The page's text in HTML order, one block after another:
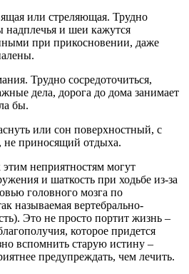
или стреляющая. Трудно
и шеи кажутся
при прикосновении, даже
Трудно сосредоточиться,
дела, дорога до дома занимает
бы.
или сон поверхностный, с
приносящий отдыха.
неприятностям могут
и шаткость при ходьбе из-за
головного мозга по
называемая вертебрально-
Это не просто портит жизнь –
которое придется
вспомнить старую истину –
предупреждать, чем лечить.